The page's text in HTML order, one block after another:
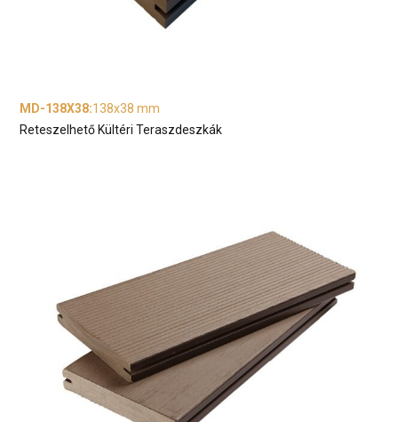
MD-138X38:138x38 mm
Reteszelhető Kültéri Teraszdeszkák